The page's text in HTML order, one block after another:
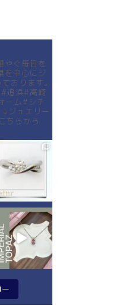
やぐ毎日を
を中心にジ
おります。
追浜#高崎
ーム#シチ
↓ジュエリー
ちらから